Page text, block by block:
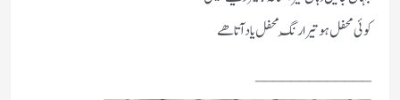
کوئی محفل ہو تیرا رنگِ محفل یاد آتا ھے